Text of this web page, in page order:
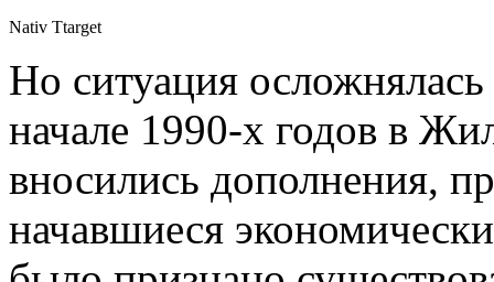
Nativ Ttarget
Но ситуация
начале 1990-х годов в
вносились дополнения,
начавшиеся